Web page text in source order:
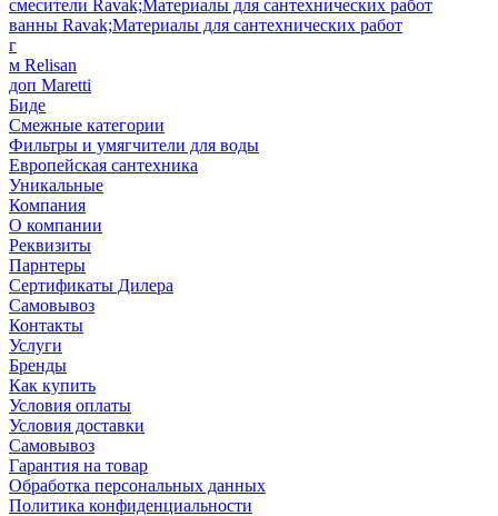
смесители Ravak;Материалы для сантехнических работ
ванны Ravak;Материалы для сантехнических работ
г
м Relisan
доп Maretti
Биде
Смежные категории
Фильтры и умягчители для воды
Европейская сантехника
Уникальные
Компания
О компании
Реквизиты
Парнтеры
Сертификаты Дилера
Самовывоз
Контакты
Услуги
Бренды
Как купить
Условия оплаты
Условия доставки
Самовывоз
Гарантия на товар
Обработка персональных данных
Политика конфиденциальности